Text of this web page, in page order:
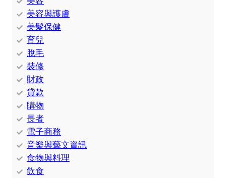
美容與護膚
美髮保健
育兒
脫毛
裝修
財政
貸款
購物
長者
電子商務
音樂與藝文資訊
食物與料理
飲食